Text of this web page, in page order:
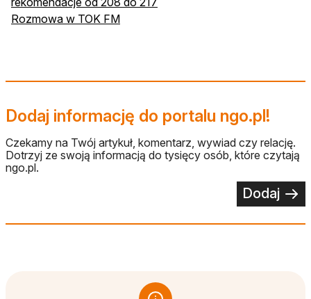
Rozmowa w TOK FM
Dodaj informację do portalu ngo.pl!
Czekamy na Twój artykuł, komentarz, wywiad czy relację.
Dotrzyj ze swoją informacją do tysięcy osób, które czytają
ngo.pl.
Dodaj